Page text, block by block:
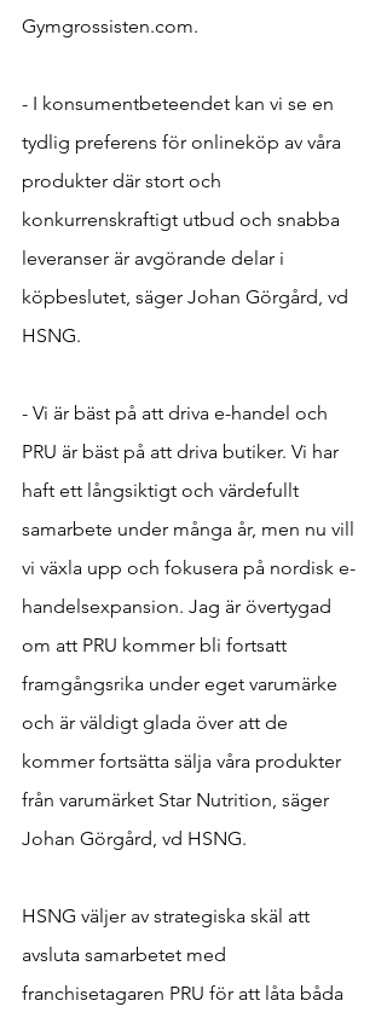
Gymgrossisten.com.
- I konsumentbeteendet kan vi se en
tydlig preferens för onlineköp av våra
produkter där stort och
konkurrenskraftigt utbud och snabba
leveranser är avgörande delar i
köpbeslutet, säger Johan Görgård, vd
HSNG.
- Vi är bäst på att driva e-handel och
PRU är bäst på att driva butiker. Vi har
haft ett långsiktigt och värdefullt
samarbete under många år, men nu vill
vi växla upp och fokusera på nordisk e-
handelsexpansion. Jag är övertygad
om att PRU kommer bli fortsatt
framgångsrika under eget varumärke
och är väldigt glada över att de
kommer fortsätta sälja våra produkter
från varumärket Star Nutrition, säger
Johan Görgård, vd HSNG.
HSNG väljer av strategiska skäl att
avsluta samarbetet med
franchisetagaren PRU för att låta båda